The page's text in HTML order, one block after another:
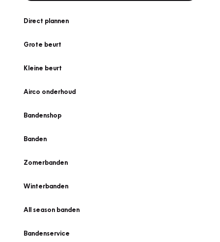
Direct plannen
Grote beurt
Kleine beurt
Airco onderhoud
Bandenshop
Banden
Zomerbanden
Winterbanden
All season banden
Bandenservice